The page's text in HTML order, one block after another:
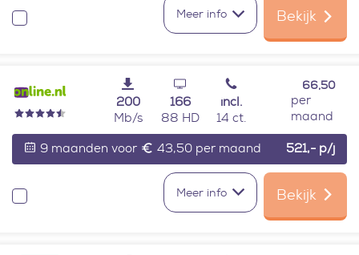
Meer info Bekijk
200
Mb/s
166
88 HD
incl.
14 ct.
66,50
per
maand
9 maanden voor
43,50 per maand 521,- p/j
Meer info Bekijk